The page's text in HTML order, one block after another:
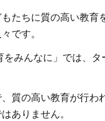
たちに質の高い教育
です。
をみんなに」では、
質の高い教育が行
ありません。